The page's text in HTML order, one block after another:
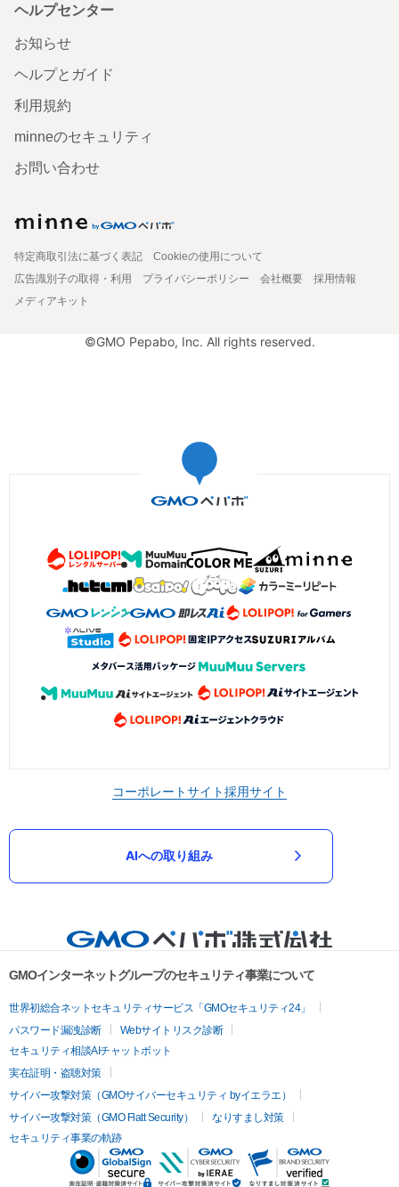
ヘルプセンター
お知らせ
ヘルプとガイド
利用規約
minneのセキュリティ
お問い合わせ
特定商取引法に基づく表記
Cookieの使用について
広告識別子の取得・利用
プライバシーポリシー 会社概要
採用情報
メディアキット
©GMO Pepabo, Inc. All rights reserved.
コーポレートサイト採用サイト
AIへの取り組み
GMOインターネットグループのセキュリティ事業について
世界初総合ネットセキュリティサービス「GMOセキュリティ24」
パスワード漏洩診断
Webサイトリスク診断
セキュリティ相談AIチャットボット
実在証明・盗聴対策
サイバー攻撃対策（GMOサイバーセキュリティ byイエラエ）
サイバー攻撃対策（GMO Flatt Security）
なりすまし対策
セキュリティ事業の軌跡